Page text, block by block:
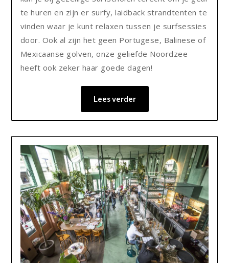
te huren en zijn er surfy, laidback strandtenten te
vinden waar je kunt relaxen tussen je surfsessies
door. Ook al zijn het geen Portugese, Balinese of
Mexicaanse golven, onze geliefde Noordzee
heeft ook zeker haar goede dagen!
Lees verder